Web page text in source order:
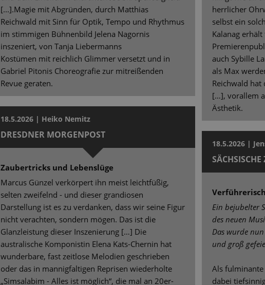
[...].Magie mit Abgründen, durch Matthias
Reichwald mit Sinn für Optik, Tempo und Rhythmus
im stimmigen Bühnenbild Jelena Nagornis
inszeniert, von Tanja Liebermanns
Kostümen mit reichlich Glimmer versetzt und in
Gabriel Pitonis Choreografie zur mitreißenden
Revue geraten.
herrlicher
selbst ein
Kalanag
auch Sybille
als Max
Reichwald
[…], vorallem
Ästhetik.
18.5.2026 | Heiko Nemitz
DRESDNER MORGENPOST
Zaubertricks und Lebenslüge
Marcus Günzel verkörpert ihn meist leichtfüßig,
selten zweifelnd - und dieser grandiosen
Darstellung ist es zu verdanken, dass wir seine Figur
nicht verachten, sondern mögen. Das ist die
Glanzleistung dieser Inszenierung […] Die
australische Komponistin Elena Kats-Chernin hat
wunderbare, fast zeitlose Melodien geschrieben
oder das in mannigfaltigen Reprisen wiederholte
„Simsalabim - Alles ist möglich“, die mal an 20er-
18.5.2026 |
SÄCHSISCHE
Ein bejubelter
des neuen
Das wurde
und groß
Als
dabei